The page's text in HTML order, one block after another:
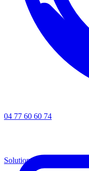
04 77 60 60 74
Solutions